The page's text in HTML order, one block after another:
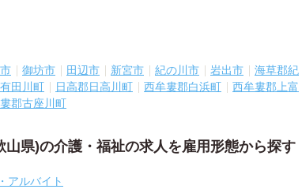
御坊市 田辺市 新宮市 紀の川市 岩出市
海草郡紀
田川町 日高郡日高川町 西牟婁郡白浜町
西牟婁郡上富
郡古座川町
県)の介護・福祉の求人を雇用形態から探す
アルバイト